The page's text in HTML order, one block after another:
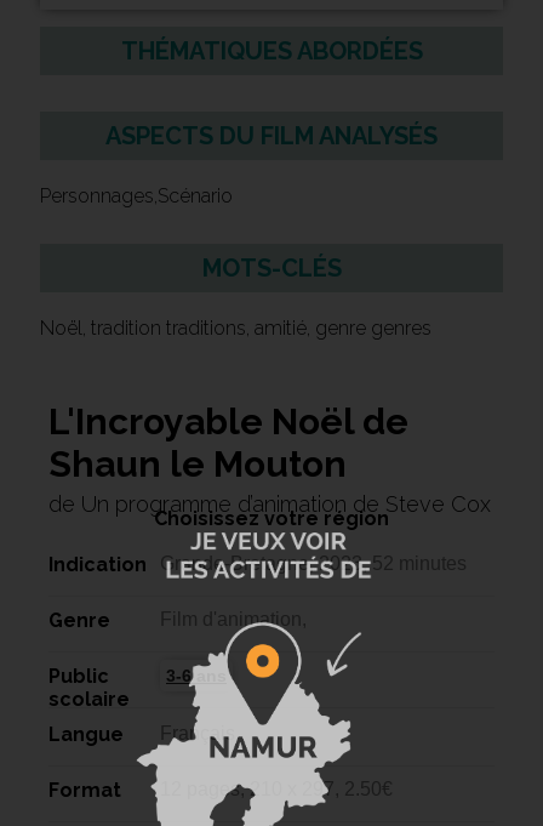
THÉMATIQUES ABORDÉES
ASPECTS DU FILM ANALYSÉS
Personnages,Scénario
MOTS-CLÉS
Noël, tradition traditions, amitié, genre genres
L'Incroyable Noël de
Shaun le Mouton
de Un programme d’animation de Steve Cox
Indication Grande-Bretagne, 2023, 52 minutes
Genre Film d'animation,
Public
scolaire
3-6 ans
Langue Français
Format 12 pages, 210 x 297, 2.50€
Choisissez votre région